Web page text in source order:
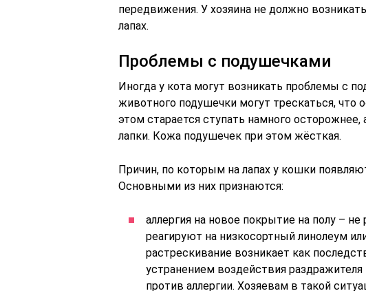
передвижения. У хозяина не должно
лапах.
Проблемы с подушечками
Иногда у кота могут возникать проблемы с
животного подушечки могут трескаться,
этом старается ступать намного
лапки. Кожа подушечек при этом жёсткая.
Причин, по которым на лапах у кошки
Основными из них признаются:
аллергия на новое покрытие на полу –
реагируют на низкосортный линолеум
растрескивание возникает как
устранением воздействия
против аллергии. Хозяевам в такой